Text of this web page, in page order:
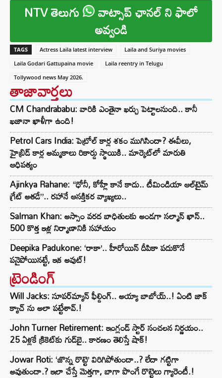
NTV తెలుగు వాట్సాప్ ఛానల్ ని ఫాలో
అవ్వండి
TAGS Actress Laila latest interview
Laila and Suriya movies
Laila Godari Gattupaina movie
Laila reentry in Telugu
Tollywood news May 2026.
తాజావార్తలు
CM Chandrababu: వారికి ఎంతైనా ఖర్చు పెట్టాలనుంది.. కానీ
ఖజానా ఖాళీగా ఉంది!
Petrol Cars India: పెట్రోల్ కార్ల శకం ముగిసిందా? ఈవీలు,
హైబ్రిడ్ కార్ల అమ్మకాలు రికార్డు స్థాయికి.. మార్కెట్‌లో మారుతి
ఆధిపత్యం
Ajinkya Rahane: “ధోనీ, కోహ్లీ కానే కాదు.. టీమిండియా ఆల్‌టైమ్
గ్రేట్ అతడే”.. రహానే ఆసక్తికర వ్యాఖ్యలు..
Salman Khan: అస్సాం వరద బాధితులకు అండగా సల్మాన్ ఖాన్..
500 కొత్త ఇళ్ల నిర్మాణానికి సహాయం
Deepika Padukone: ‘రాకా’.. హీరోయిన్ దీపికా పదుకొనే
పనైపోయినట్టే, ఇక అవుట్!
ట్రెండింగ్‌
Will Jacks: సూపర్‌మ్యాన్ ఫీల్డింగ్.. అయ్యా బాబోయ్..! ఏంటి జాక్
క్యాచ్ ను అలా పట్టేశావ్.!
John Turner Retirement: ఇంగ్లండ్ స్టార్ సంచలన నిర్ణయం..
25 ఏళ్లకే క్రికెట్‌కు గుడ్‌బై.. కారణం తెలిస్తే షాక్!
Jowar Roti: ‘జొన్న రొట్టె’ విరిగిపోతుందా..? లేదా గట్టిగా
అవుతుందా.? ఇలా చేస్తే మెత్తగా, బాగా పొంగే రొట్టెలు గ్యారెంటీ.!